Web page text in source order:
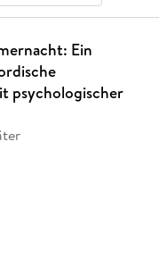
Ein
psychologischer